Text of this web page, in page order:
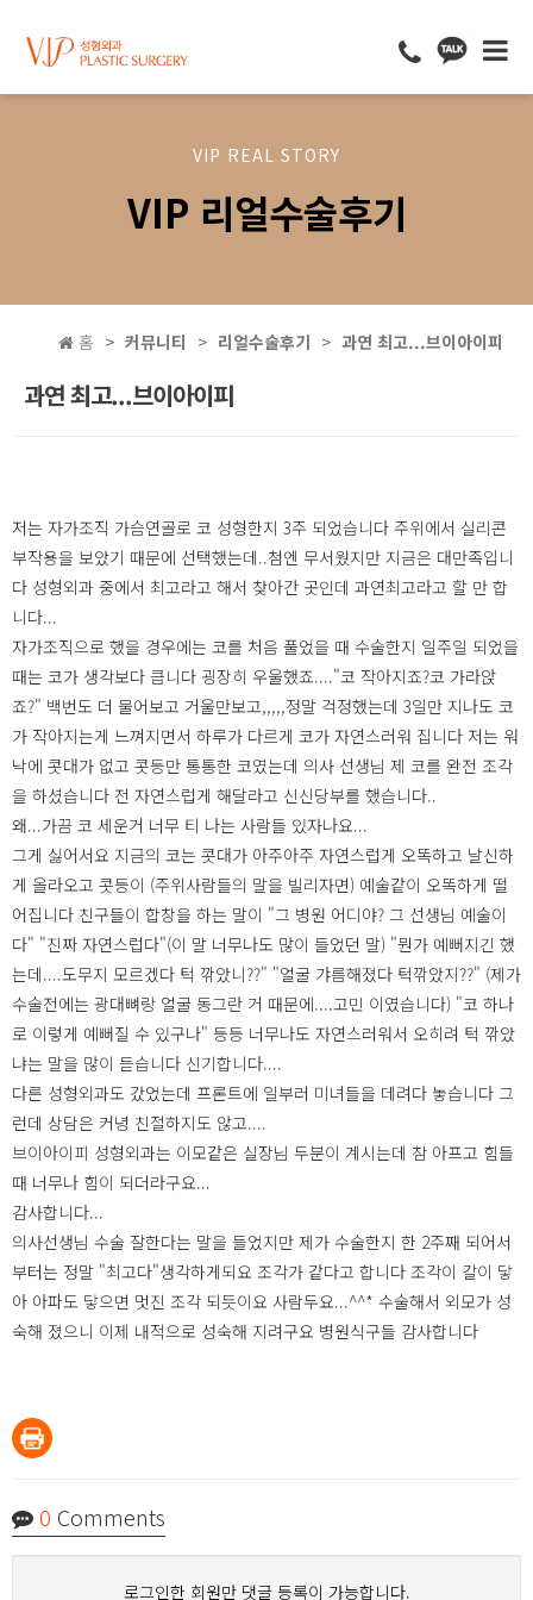
VIP REAL STORY
VIP 리얼수술후기
홈 커뮤니티 리얼수술후기 과연 최고...브이아이피
과연 최고...브이아이피
저는 자가조직 가슴연골로 코 성형한지 3주 되었습니다 주위에서 실리콘
부작용을 보았기 때문에 선택했는데..첨엔 무서웠지만 지금은 대만족입니
다 성형외과 중에서 최고라고 해서 찾아간 곳인데 과연최고라고 할 만 합
니다...
자가조직으로 했을 경우에는 코를 처음 풀었을 때 수술한지 일주일 되었을
때는 코가 생각보다 큽니다 굉장히 우울했죠...."코 작아지죠?코 가라앉
죠?" 백번도 더 물어보고 거울만보고,,,,,정말 걱정했는데 3일만 지나도 코
가 작아지는게 느껴지면서 하루가 다르게 코가 자연스러워 집니다 저는 워
낙에 콧대가 없고 콧등만 통통한 코였는데 의사 선생님 제 코를 완전 조각
을 하셨습니다 전 자연스럽게 해달라고 신신당부를 했습니다..
왜...가끔 코 세운거 너무 티 나는 사람들 있자나요...
그게 싫어서요 지금의 코는 콧대가 아주아주 자연스럽게 오똑하고 날신하
게 올라오고 콧등이 (주위사람들의 말을 빌리자면) 예술같이 오똑하게 떨
어집니다 친구들이 합창을 하는 말이 "그 병원 어디야? 그 선생님 예술이
다" "진짜 자연스럽다"(이 말 너무나도 많이 들었던 말) "뭔가 예뻐지긴 했
는데....도무지 모르겠다 턱 깎았니??" "얼굴 갸름해졌다 턱깎았지??" (제가
수술전에는 광대뼈랑 얼굴 동그란 거 때문에....고민 이였습니다) "코 하나
로 이렇게 예뻐질 수 있구나" 등등 너무나도 자연스러워서 오히려 턱 깎았
냐는 말을 많이 듣습니다 신기합니다....
다른 성형외과도 갔었는데 프론트에 일부러 미녀들을 데려다 놓습니다 그
런데 상담은 커녕 친절하지도 않고....
브이아이피 성형외과는 이모같은 실장님 두분이 계시는데 참 아프고 힘들
때 너무나 힘이 되더라구요...
감사합니다...
의사선생님 수술 잘한다는 말을 들었지만 제가 수술한지 한 2주째 되어서
부터는 정말 "최고다"생각하게되요 조각가 같다고 합니다 조각이 칼이 닿
아 아파도 닿으면 멋진 조각 되듯이요 사람두요...^^* 수술해서 외모가 성
숙해 졌으니 이제 내적으로 성숙해 지려구요 병원식구들 감사합니다
0 Comments
로그인한 회원만 댓글 등록이 가능합니다.